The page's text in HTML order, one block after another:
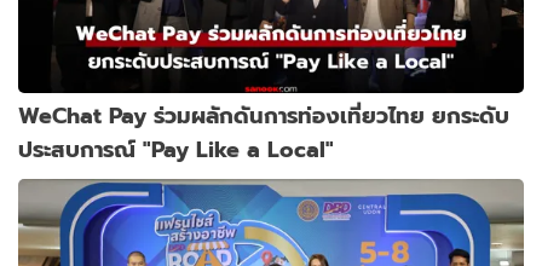
WeChat Pay ร่วมผลักดันการท่องเที่ยวไทย ยกระดับ
ประสบการณ์ "Pay Like a Local"